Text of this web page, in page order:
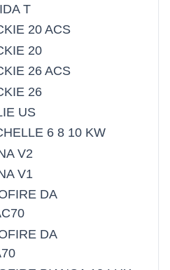
T
20 ACS
20
26 ACS
26
US
6 8 10 KW
V2
V1
DA
DA